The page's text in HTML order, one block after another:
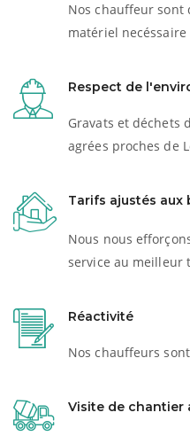
Nos chauffeur sont
matériel necéssaire
Respect de
Gravats et déchets
agrées proches de
Tarifs ajustés aux
Nous nous
service au meilleur
Réactivité
Nos chauffeurs
Visite de chantier